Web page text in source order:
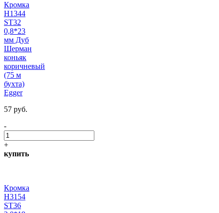
Кромка
H1344
ST32
0,8*23
мм Дуб
Шерман
коньяк
коричневый
(75 м
бухта)
Egger
57 руб.
-
+
купить
Кромка
H3154
ST36